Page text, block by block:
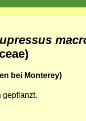
bei Monterey)
gepflanzt.